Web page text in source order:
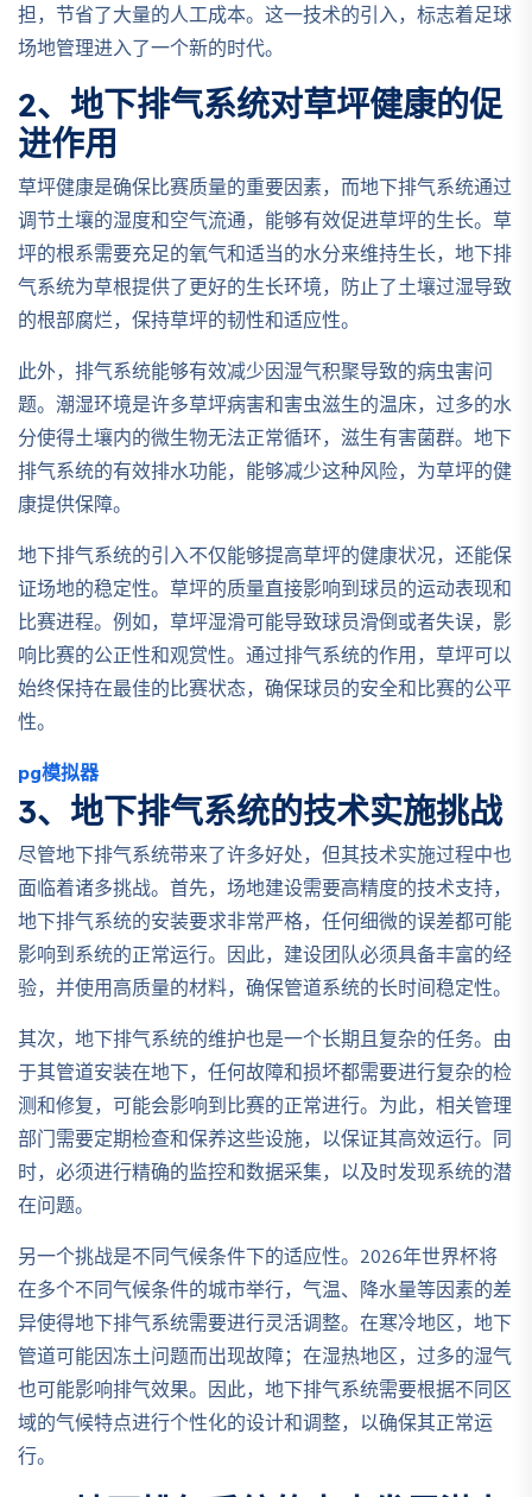
担，节省了大量的人工成本。这一技术的引入，标志着足球
场地管理进入了一个新的时代。
2、地下排气系统对草坪健康的促
进作用
草坪健康是确保比赛质量的重要因素，而地下排气系统通过
调节土壤的湿度和空气流通，能够有效促进草坪的生长。草
坪的根系需要充足的氧气和适当的水分来维持生长，地下排
气系统为草根提供了更好的生长环境，防止了土壤过湿导致
的根部腐烂，保持草坪的韧性和适应性。
此外，排气系统能够有效减少因湿气积聚导致的病虫害问
题。潮湿环境是许多草坪病害和害虫滋生的温床，过多的水
分使得土壤内的微生物无法正常循环，滋生有害菌群。地下
排气系统的有效排水功能，能够减少这种风险，为草坪的健
康提供保障。
地下排气系统的引入不仅能够提高草坪的健康状况，还能保
证场地的稳定性。草坪的质量直接影响到球员的运动表现和
比赛进程。例如，草坪湿滑可能导致球员滑倒或者失误，影
响比赛的公正性和观赏性。通过排气系统的作用，草坪可以
始终保持在最佳的比赛状态，确保球员的安全和比赛的公平
性。
pg模拟器
3、地下排气系统的技术实施挑战
尽管地下排气系统带来了许多好处，但其技术实施过程中也
面临着诸多挑战。首先，场地建设需要高精度的技术支持，
地下排气系统的安装要求非常严格，任何细微的误差都可能
影响到系统的正常运行。因此，建设团队必须具备丰富的经
验，并使用高质量的材料，确保管道系统的长时间稳定性。
其次，地下排气系统的维护也是一个长期且复杂的任务。由
于其管道安装在地下，任何故障和损坏都需要进行复杂的检
测和修复，可能会影响到比赛的正常进行。为此，相关管理
部门需要定期检查和保养这些设施，以保证其高效运行。同
时，必须进行精确的监控和数据采集，以及时发现系统的潜
在问题。
另一个挑战是不同气候条件下的适应性。2026年世界杯将
在多个不同气候条件的城市举行，气温、降水量等因素的差
异使得地下排气系统需要进行灵活调整。在寒冷地区，地下
管道可能因冻土问题而出现故障；在湿热地区，过多的湿气
也可能影响排气效果。因此，地下排气系统需要根据不同区
域的气候特点进行个性化的设计和调整，以确保其正常运
行。